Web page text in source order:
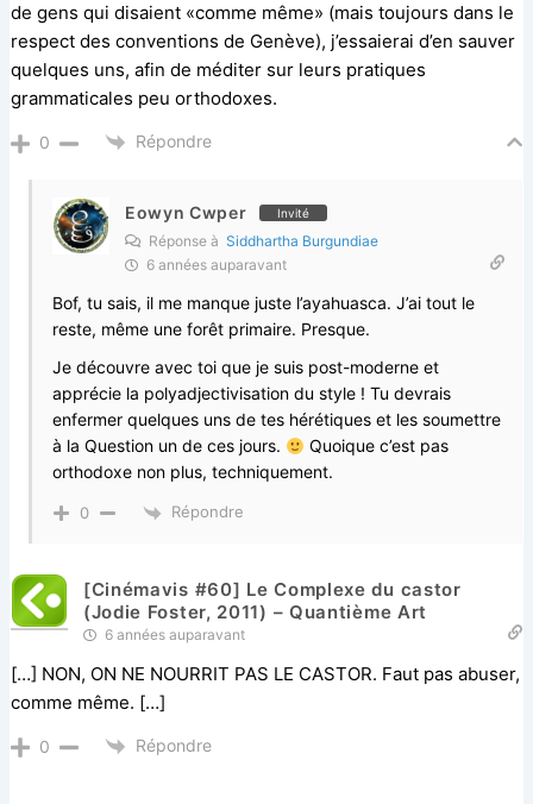
de gens qui disaient «comme même» (mais toujours dans le
respect des conventions de Genève), j’essaierai d’en sauver
quelques uns, afin de méditer sur leurs pratiques
grammaticales peu orthodoxes.
0 Répondre
Eowyn Cwper Invité
Réponse à Siddhartha Burgundiae
6 années auparavant
Bof, tu sais, il me manque juste l’ayahuasca. J’ai tout le
reste, même une forêt primaire. Presque.
Je découvre avec toi que je suis post-moderne et
apprécie la polyadjectivisation du style ! Tu devrais
enfermer quelques uns de tes hérétiques et les soumettre
à la Question un de ces jours.
Quoique c’est pas
orthodoxe non plus, techniquement.
0 Répondre
[Cinémavis #60] Le Complexe du castor
(Jodie Foster, 2011) – Quantième Art
6 années auparavant
[…] NON, ON NE NOURRIT PAS LE CASTOR. Faut pas abuser,
comme même. […]
0 Répondre